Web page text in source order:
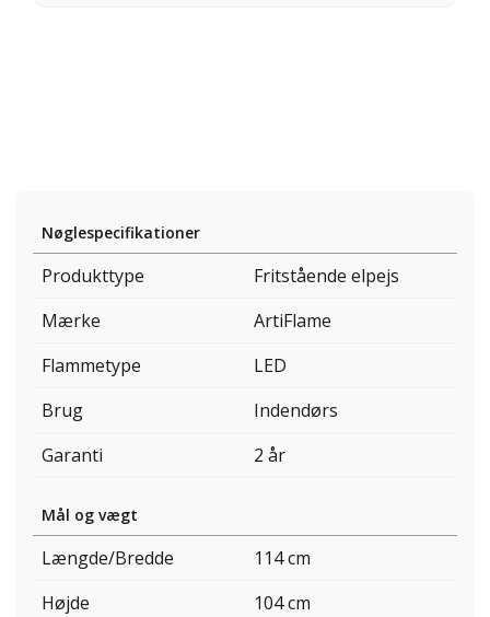
Nøglespecifikationer
Produkttype
Fritstående elpejs
Mærke
ArtiFlame
Flammetype
LED
Brug
Indendørs
Garanti
2 år
Mål og vægt
Længde/Bredde
114 cm
Højde
104 cm